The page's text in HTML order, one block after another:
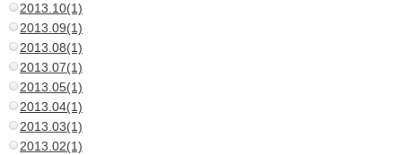
2013.10(1)
2013.09(1)
2013.08(1)
2013.07(1)
2013.05(1)
2013.04(1)
2013.03(1)
2013.02(1)